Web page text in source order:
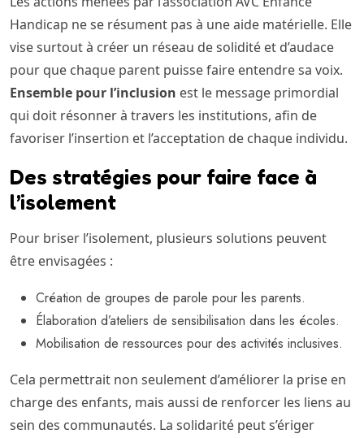
Handicap ne se résument pas à une aide matérielle. Elle
vise surtout à créer un réseau de solidité et d’audace
pour que chaque parent puisse faire entendre sa voix.
Ensemble pour l’inclusion est le message primordial
qui doit résonner à travers les institutions, afin de
favoriser l’insertion et l’acceptation de chaque individu.
Des stratégies pour faire face à
l’isolement
Pour briser l’isolement, plusieurs solutions peuvent
être envisagées :
Création de groupes de parole pour les parents.
Élaboration d’ateliers de sensibilisation dans les écoles.
Mobilisation de ressources pour des activités inclusives.
Cela permettrait non seulement d’améliorer la prise en
charge des enfants, mais aussi de renforcer les liens au
sein des communautés. La solidarité peut s’ériger